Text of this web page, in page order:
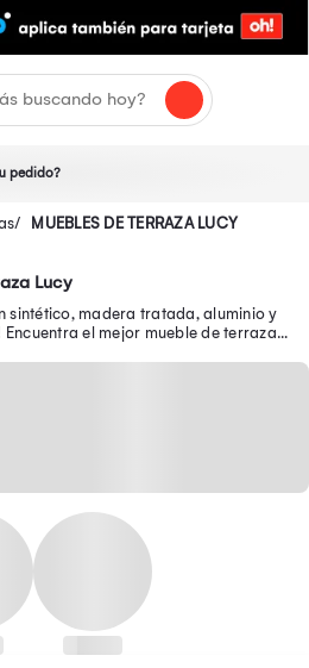
pedido?
MUEBLES DE TERRAZA LUCY
Lucy
sintético, madera tratada, aluminio y
el mejor mueble de terraza